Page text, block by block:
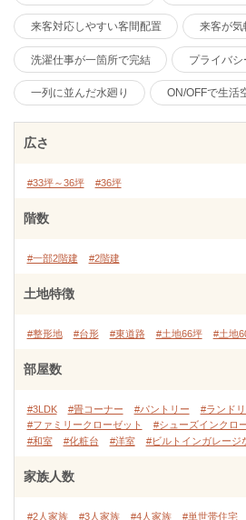
来客対応しやすい客間配置 来客が気
洗濯仕事が一箇所で完結 プライバ
一列に並んだ水廻り ON/OFFで生活
広さ
#33坪～36坪 #36坪
階数
#一部2階建 #2階建
土地特徴
#整形地 #台形 #東道路 #土地66坪 #土地
部屋数
#3LDK #畳コーナー #パントリー
#ランド
#ファミリークローゼット
#シューズインクロ
#和室
#化粧台 #洋室 #ビルトインガレージ
家族人数
#2人家族 #3人家族 #4人家族 #単世帯住宅